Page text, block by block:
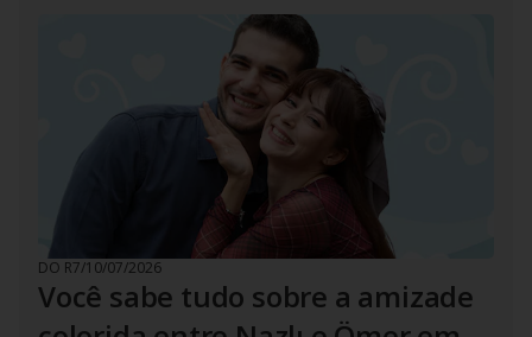
DO R7/10/07/2026
Você sabe tudo sobre a amizade